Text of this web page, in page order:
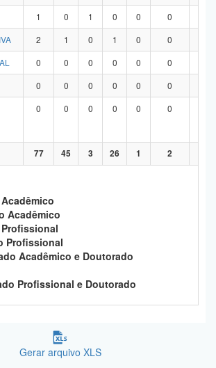
1 0 1 0 0 0
2 1 0 1 0 0
0 0 0 0 0 0
0 0 0 0 0 0
0 0 0 0 0 0
77 45 3 26 1 2
Acadêmico
Profissional
Acadêmico e Doutorado
Profissional e Doutorado
Gerar arquivo XLS